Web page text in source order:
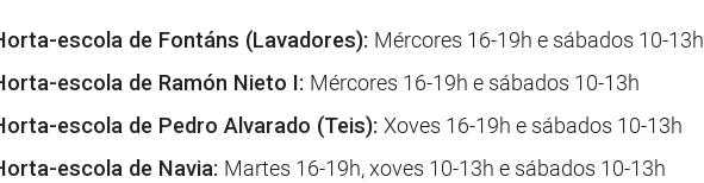
escola de Fontáns (Lavadores): Mércores 16-19h e sábados 10-13h
escola de Ramón Nieto I: Mércores 16-19h e sábados 10-13h
escola de Pedro Alvarado (Teis): Xoves 16-19h e sábados 10-13h
escola de Navia: Martes 16-19h, xoves 10-13h e sábados 10-13h